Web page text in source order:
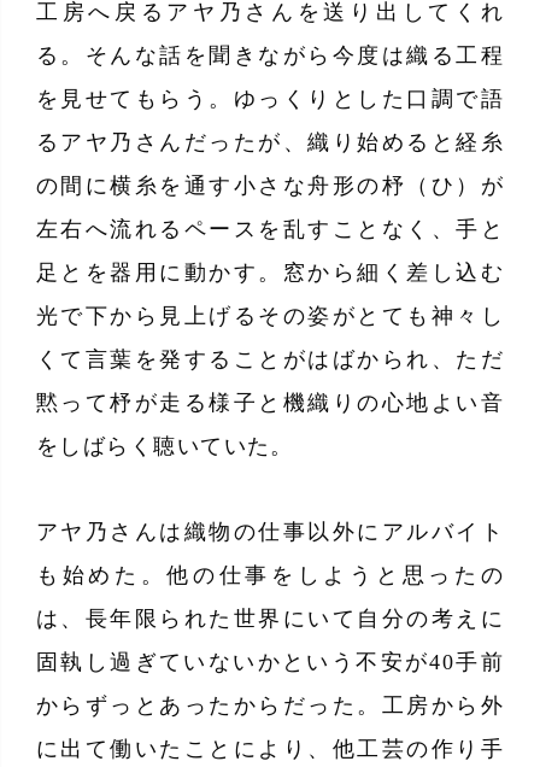
工房へ戻るアヤ乃さんを送り出してくれ
る。そんな話を聞きながら今度は織る工程
を見せてもらう。ゆっくりとした口調で語
るアヤ乃さんだったが、織り始めると経糸
の間に横糸を通す小さな舟形の杼（ひ）が
左右へ流れるペースを乱すことなく、手と
足とを器用に動かす。窓から細く差し込む
光で下から見上げるその姿がとても神々し
くて言葉を発することがはばかられ、ただ
黙って杼が走る様子と機織りの心地よい音
をしばらく聴いていた。
アヤ乃さんは織物の仕事以外にアルバイト
も始めた。他の仕事をしようと思ったの
は、長年限られた世界にいて自分の考えに
固執し過ぎていないかという不安が40手前
からずっとあったからだった。工房から外
に出て働いたことにより、他工芸の作り手